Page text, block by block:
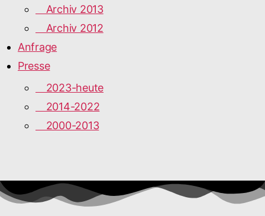
Archiv 2013
Archiv 2012
Anfrage
Presse
2023-heute
2014-2022
2000-2013